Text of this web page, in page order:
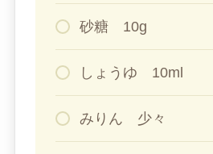
砂糖 10g
しょうゆ 10ml
みりん 少々